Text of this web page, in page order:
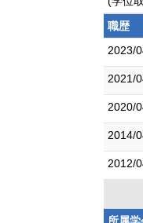
職歴
2023/
2021/
2020/
2014/
2012/